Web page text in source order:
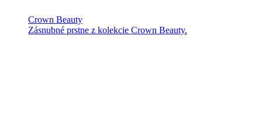
Crown Beauty
Zásnubné prstne z kolekcie Crown Beauty.